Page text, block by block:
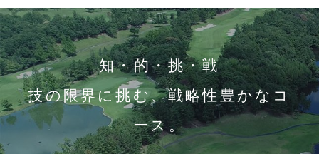
知・的・挑・戦
技の限界に挑む、戦略性豊かなコ
ース。